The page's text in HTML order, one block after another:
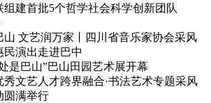
组建首批5个哲学社会科学创新团队
山 文艺润万家丨四川省音乐家协会采风
民演出走进巴中
是巴山”巴山田园艺术展开幕
秀文艺人才跨界融合·书法艺术专题采风
圆满举行